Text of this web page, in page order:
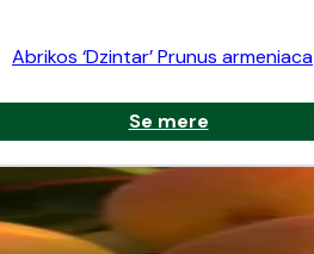
Abrikos ‘Dzintar’ Prunus armeniaca
Se mere